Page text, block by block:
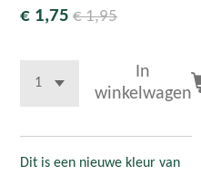
€ 1,75 € 1,95
In
winkelwagen
Dit is een nieuwe kleur van